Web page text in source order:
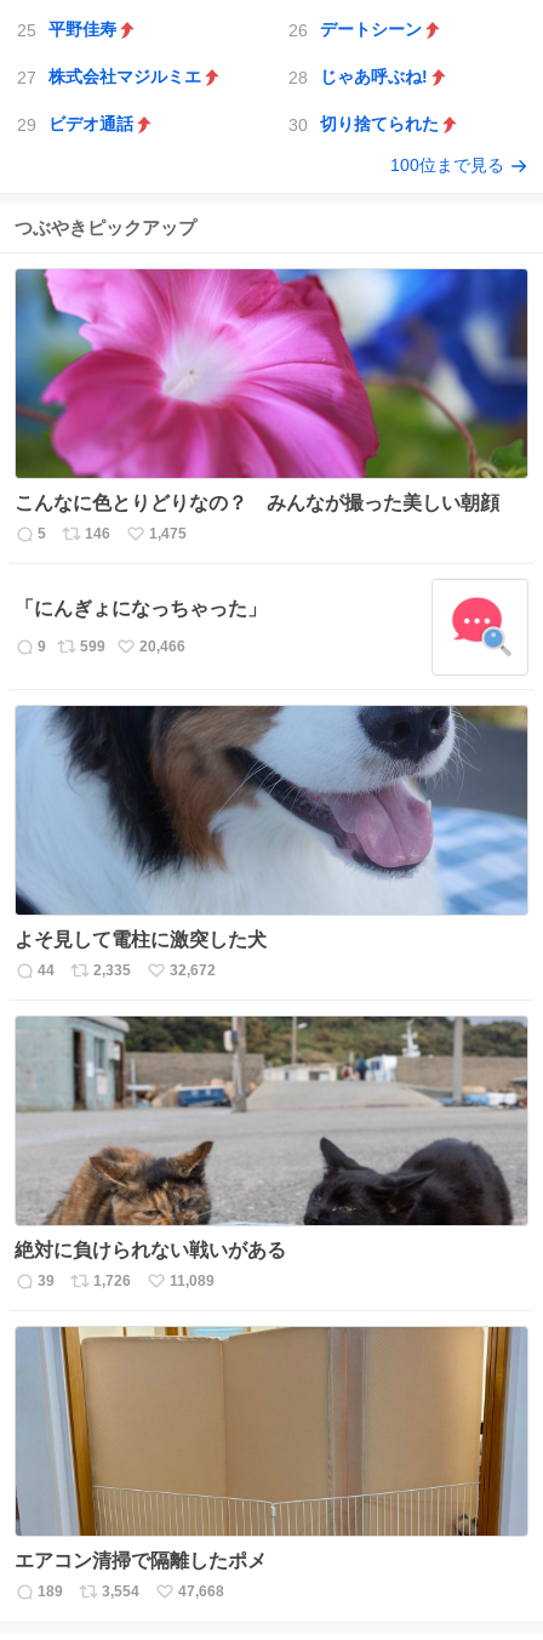
平野佳寿 デートシーン
株式会社マジルミエ じゃあ呼ぶね!
ビデオ通話 切り捨てられた
100位まで見る
つぶやきピックアップ
こんなに色とりどりなの？ みんなが撮った美しい朝顔
返
数
5
リ
ス
ト
数
146
い
ね
数
1,475
「にんぎょになっちゃった」
返
数
9
リ
ス
ト
数
599
い
ね
20,466
よそ見して電柱に激突した犬
返
数
44
リ
ス
ト
数
2,335
い
ね
数
32,672
絶対に負けられない戦いがある
返
39
リ
ス
ト
数
1,726
い
ね
11,089
エアコン清掃で隔離したポメ
返
189
リ
3,554
い
47,668